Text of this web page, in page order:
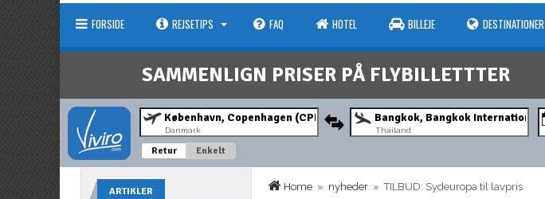
FORSIDE REJSETIPS FAQ HOTEL BILLEJE DESTINATIONER
SAMMENLIGN PRISER PÅ FLYBILLETTTER
Danmark Thailand
Retur Enkelt
Home » nyheder » TILBUD: Sydeuropa til lavpris
ARTIKLER